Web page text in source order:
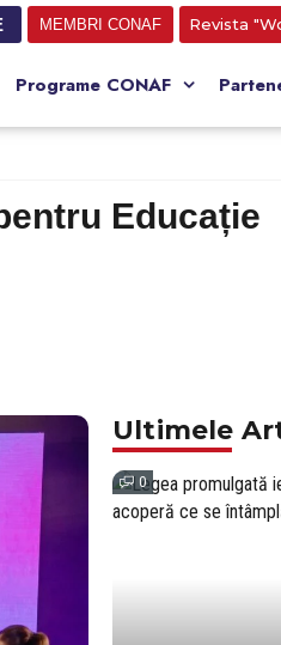
MEMBRI CONAF Revista
Programe CONAF
Educație
Ultimele
0